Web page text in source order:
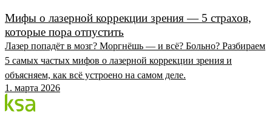
Мифы о лазерной коррекции зрения — 5 страхов,
которые пора отпустить
Лазер попадёт в мозг? Моргнёшь — и всё? Больно? Разбираем
5 самых частых мифов о лазерной коррекции зрения и
объясняем, как всё устроено на самом деле.
1. марта 2026